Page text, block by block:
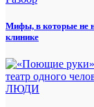
Мифы, в которые не
клинике
ЛЮДИ